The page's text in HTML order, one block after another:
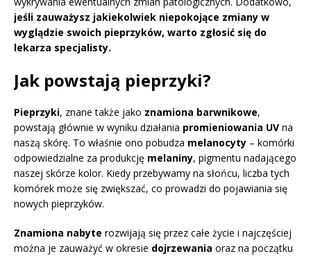
jeśli zauważysz jakiekolwiek niepokojące zmiany w
wyglądzie swoich pieprzyków, warto zgłosić się do
lekarza specjalisty.
Jak powstają pieprzyki?
Pieprzyki, znane także jako znamiona barwnikowe,
powstają głównie w wyniku działania promieniowania UV na
naszą skórę. To właśnie ono pobudza melanocyty – komórki
odpowiedzialne za produkcję melaniny, pigmentu nadającego
naszej skórze kolor. Kiedy przebywamy na słońcu, liczba tych
komórek może się zwiększać, co prowadzi do pojawiania się
nowych pieprzyków.
Znamiona nabyte rozwijają się przez całe życie i najczęściej
można je zauważyć w okresie dojrzewania oraz na początku